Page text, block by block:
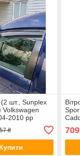
(2 шт., Sunplex
Volkswagen
2010 рр
₴
Купити
709